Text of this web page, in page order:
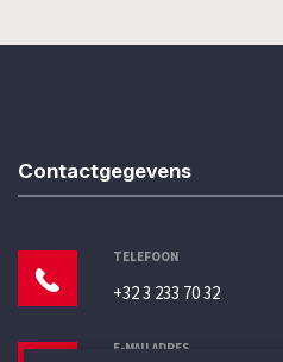
Contactgegevens
TELEFOON
+32 3 233 70 32
E-MAILADRES